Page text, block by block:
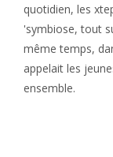
quotidien, les
'symbiose, tout
même temps,
appelait les
ensemble.